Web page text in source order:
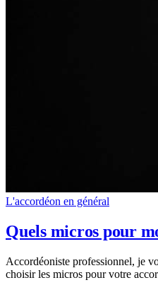
L'accordéon en général
Quels micros pour
Accordéoniste professionnel, je
choisir les micros pour votre